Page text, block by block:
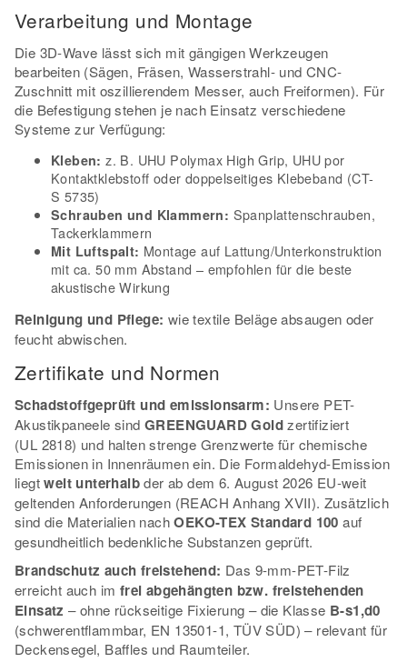
Verarbeitung und Montage
Die 3D-Wave lässt sich mit gängigen Werkzeugen
bearbeiten (Sägen, Fräsen, Wasserstrahl- und CNC-
Zuschnitt mit oszillierendem Messer, auch Freiformen). Für
die Befestigung stehen je nach Einsatz verschiedene
Systeme zur Verfügung:
Kleben: z. B. UHU Polymax High Grip, UHU por
Kontaktklebstoff oder doppelseitiges Klebeband (CT-
S 5735)
Schrauben und Klammern: Spanplattenschrauben,
Tackerklammern
Mit Luftspalt: Montage auf Lattung/Unterkonstruktion
mit ca. 50 mm Abstand – empfohlen für die beste
akustische Wirkung
Reinigung und Pflege: wie textile Beläge absaugen oder
feucht abwischen.
Zertifikate und Normen
Schadstoffgeprüft und emissionsarm: Unsere PET-
Akustikpaneele sind GREENGUARD Goldzertifiziert
(UL 2818) und halten strenge Grenzwerte für chemische
Emissionen in Innenräumen ein. Die Formaldehyd-Emission
liegtweit unterhalbder ab dem 6. August 2026 EU-weit
geltenden Anforderungen (REACH Anhang XVII). Zusätzlich
sind die Materialien nachOEKO-TEX Standard 100 auf
gesundheitlich bedenkliche Substanzen geprüft.
Brandschutz auch freistehend: Das 9-mm-PET-Filz
erreicht auch im frei abgehängten bzw. freistehenden
Einsatz – ohne rückseitige Fixierung – die Klasse B-s1,d0
(schwerentflammbar, EN 13501-1, TÜV SÜD) – relevant für
Deckensegel, Baffles und Raumteiler.